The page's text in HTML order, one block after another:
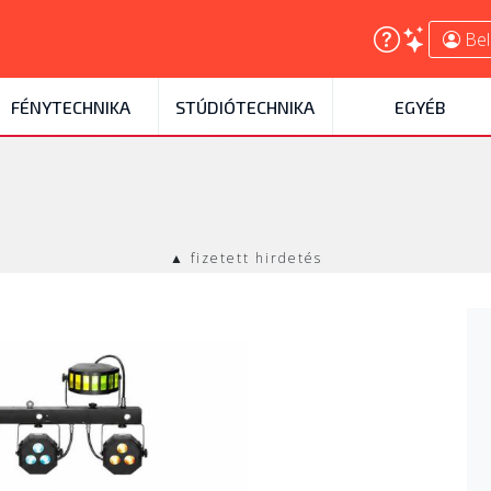
FÉNYTECHNIKA STÚDIÓTECHNIKA EGYÉB
▲ fizetett hirdetés